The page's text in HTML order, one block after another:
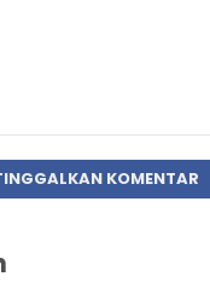
KOMENTAR